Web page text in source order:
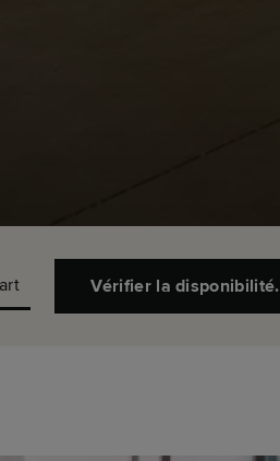
Vérifier la disponibilité.